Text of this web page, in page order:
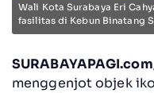
Wali Kota Surabaya Eri
fasilitas di Kebun Binatang
menggenjot objek